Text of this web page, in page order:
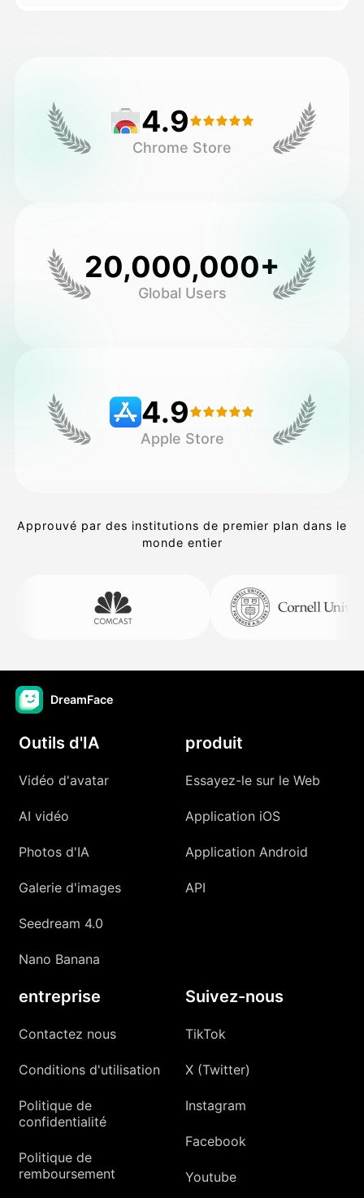
4.9
Chrome Store
20,000,000+
Global Users
4.9
Apple Store
Approuvé par des institutions de premier plan dans le
monde entier
DreamFace
Outils d'IA
Vidéo d'avatar
AI vidéo
Photos d'IA
Galerie d'images
Seedream 4.0
Nano Banana
produit
Essayez-le sur le Web
Application iOS
Application Android
API
entreprise
Contactez nous
Conditions d'utilisation
Politique de
confidentialité
Politique de
remboursement
Suivez-nous
TikTok
X (Twitter)
Instagram
Facebook
Youtube